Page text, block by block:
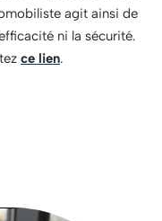
agit ainsi de
ni la sécurité.
ce lien.